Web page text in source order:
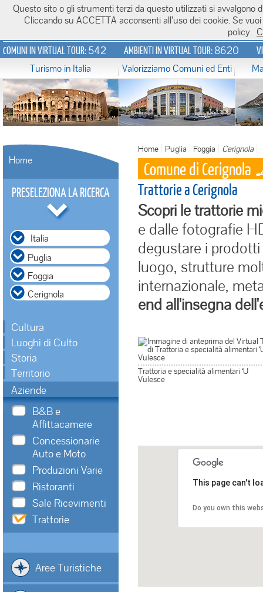
Italiavirtualtour.it
COMUNI IN VIRTUAL TOUR:542 AMBIENTI IN VIRTUAL TOUR:8620
Turismo in Italia Valorizziamo Comuni ed Enti
Home
PRESELEZIONA LA RICERCA
Italia
Cultura
Luoghi di Culto
Storia
Territorio
Aziende
B&B e
Affittacamere
Concessionarie
Auto e Moto
Produzioni Varie
Ristoranti
Sale Ricevimenti
Trattorie
Aree Turistiche
Home Puglia Foggia Cerignola
Comune di Cerignola
Trattorie a Cerignola
Scopri le trattorie
e dalle fotografie
degustare i
luogo, strutture
internazionale,
end all'insegna
Trattoria e specialità alimentari ‘U
Vulesce
This page can't
Do you own this
Questo sito o gli strumenti terzi da questo utilizzati si
Cliccando su ACCETTA acconsenti all’uso dei cookie. Se
policy.